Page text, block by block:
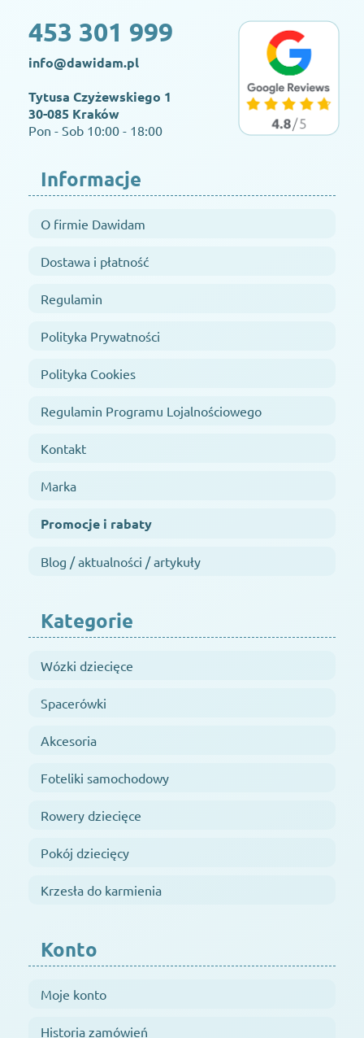
453 301 999
info@dawidam.pl
Tytusa Czyżewskiego 1
30-085 Kraków
Pon - Sob 10:00 - 18:00
Informacje
O firmie Dawidam
Dostawa i płatność
Regulamin
Polityka Prywatności
Polityka Cookies
Regulamin Programu Lojalnościowego
Kontakt
Marka
Promocje i rabaty
Blog / aktualności / artykuły
Kategorie
Wózki dziecięce
Spacerówki
Akcesoria
Foteliki samochodowy
Rowery dziecięce
Pokój dziecięcy
Krzesła do karmienia
Konto
Moje konto
Historia zamówień